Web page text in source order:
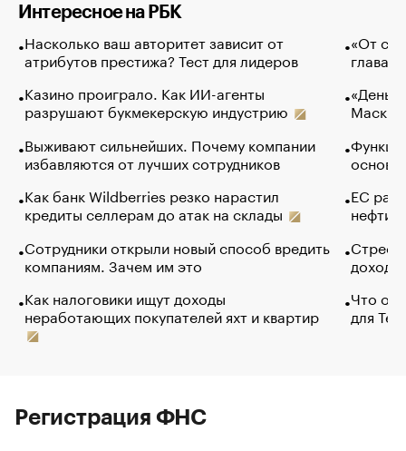
Интересное на РБК
Насколько ваш авторитет зависит от
атрибутов престижа? Тест для лидеров
Казино проиграло. Как ИИ-агенты
разрушают букмекерскую индустрию
Выживают сильнейших. Почему компании
избавляются от лучших сотрудников
Как банк Wildberries резко нарастил
кредиты селлерам до атак на склады
Сотрудники открыли новый способ вредить
компаниям. Зачем им это
Как налоговики ищут доходы
неработающих покупателей яхт и квартир
«От
глава
Маск в
основ
ЕС
нефти
Что
для
Регистрация ФНС